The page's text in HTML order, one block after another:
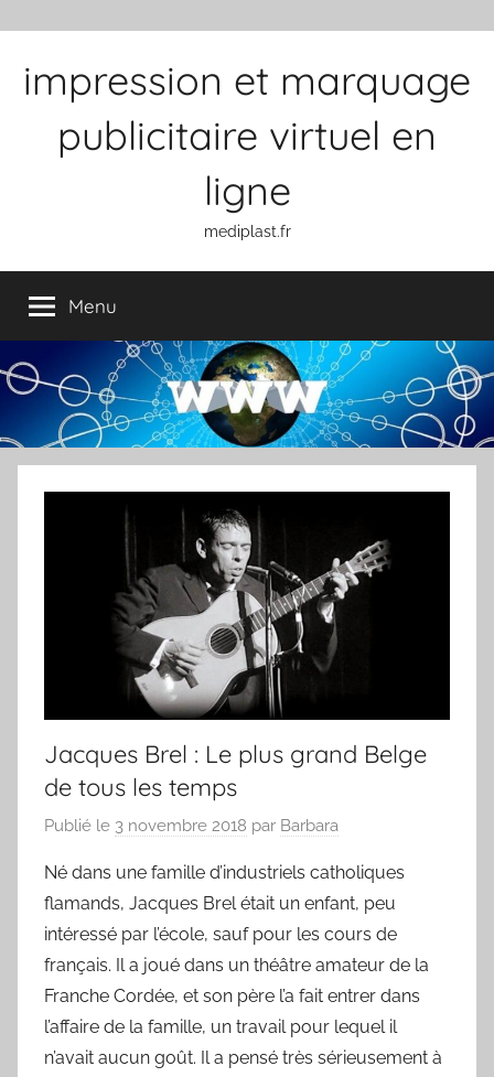
impression et marquage
publicitaire virtuel en
ligne
mediplast.fr
Menu
Jacques Brel : Le plus grand Belge
de tous les temps
Publié le 3 novembre 2018 par Barbara
Né dans une famille d’industriels catholiques
flamands, Jacques Brel était un enfant, peu
intéressé par l’école, sauf pour les cours de
français. Il a joué dans un théâtre amateur de la
Franche Cordée, et son père l’a fait entrer dans
l’affaire de la famille, un travail pour lequel il
n’avait aucun goût. Il a pensé très sérieusement à